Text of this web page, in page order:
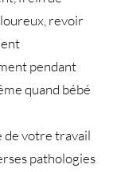
revoir
pendant
quand bébé
de votre travail
pathologies